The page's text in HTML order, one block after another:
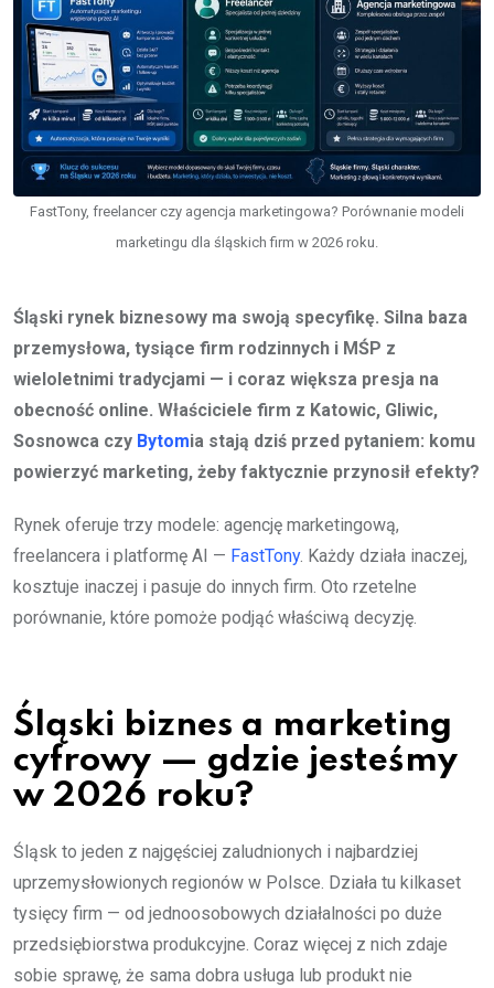
FastTony, freelancer czy agencja marketingowa? Porównanie modeli
marketingu dla śląskich firm w 2026 roku.
Śląski rynek biznesowy ma swoją specyfikę. Silna baza
przemysłowa, tysiące firm rodzinnych i MŚP z
wieloletnimi tradycjami — i coraz większa presja na
obecność online. Właściciele firm z Katowic, Gliwic,
Sosnowca czy Bytomia stają dziś przed pytaniem: komu
powierzyć marketing, żeby faktycznie przynosił efekty?
Rynek oferuje trzy modele: agencję marketingową,
freelancera i platformę AI — FastTony. Każdy działa inaczej,
kosztuje inaczej i pasuje do innych firm. Oto rzetelne
porównanie, które pomoże podjąć właściwą decyzję.
Śląski biznes a marketing
cyfrowy — gdzie jesteśmy
w 2026 roku?
Śląsk to jeden z najgęściej zaludnionych i najbardziej
uprzemysłowionych regionów w Polsce. Działa tu kilkaset
tysięcy firm — od jednoosobowych działalności po duże
przedsiębiorstwa produkcyjne. Coraz więcej z nich zdaje
sobie sprawę, że sama dobra usługa lub produkt nie